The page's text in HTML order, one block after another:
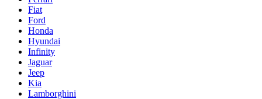
Fiat
Ford
Honda
Hyundai
Infinity
Jaguar
Jeep
Kia
Lamborghini